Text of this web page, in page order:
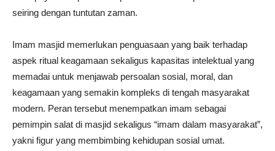
seiring dengan tuntutan zaman.
Imam masjid memerlukan penguasaan yang baik terhadap
aspek ritual keagamaan sekaligus kapasitas intelektual yang
memadai untuk menjawab persoalan sosial, moral, dan
keagamaan yang semakin kompleks di tengah masyarakat
modern. Peran tersebut menempatkan imam sebagai
pemimpin salat di masjid sekaligus “imam dalam masyarakat”,
yakni figur yang membimbing kehidupan sosial umat.